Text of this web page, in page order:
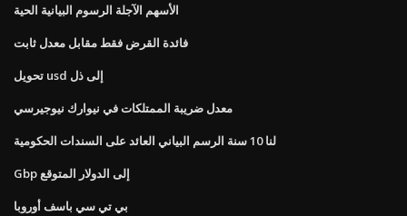
الأسهم الآجلة الرسوم البيانية الحية
فائدة القرض فقط مقابل معدل ثابت
تحويل usd إلى ذل
معدل ضريبة الممتلكات في نيوارك نيوجيرسي
لنا 10 سنة الرسم البياني العائد على السندات الحكومية
Gbp إلى الدولار المتوقع
بي تي سي باسف أوروبا